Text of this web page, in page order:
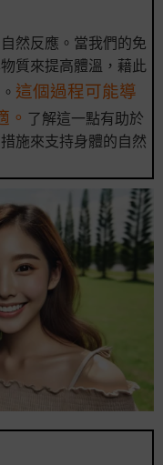
然反應。當我們的免
質來提高體溫，藉此
這個過程可能導
。 了解這一點有助於
施來支持身體的自然